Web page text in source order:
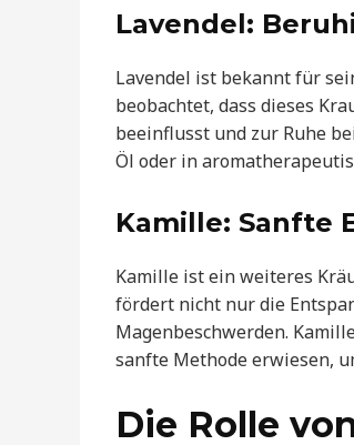
Lavendel:
Lavendel ist bekannt für
beobachtet, dass dieses
beeinflusst und zur Ruhe
Öl oder in
Kamille: Sanfte
Kamille ist ein weiteres
fördert nicht nur die
Magenbeschwerden.
sanfte Methode erwiesen,
Die Rolle